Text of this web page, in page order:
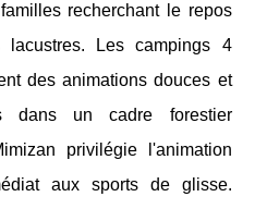
recherchant le repos
Les campings 4
des animations douces et
dans un cadre forestier
privilégie l'animation
aux sports de glisse.